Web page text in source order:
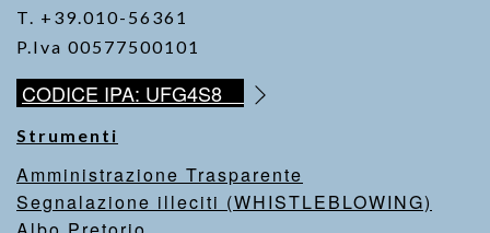
T. +39.010-56361
P.Iva 00577500101
CODICE IPA: UFG4S8
Strumenti
Amministrazione Trasparente
Segnalazione illeciti (WHISTLEBLOWING)